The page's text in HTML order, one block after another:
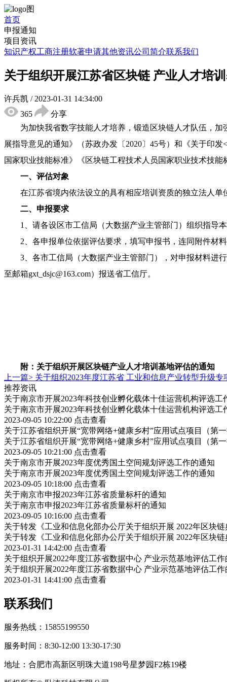
首页
申报通知
项目资讯
知识产权工商注册软著申请其他资讯公司简介联系我们
关于组织开展江苏省区块链 产业人才培
许兵凯 / 2023-01-31 14:34:00
365
分享
为加快我省数字技能人才培养，锻造区块链人才队伍，
展指导意见的通知》（苏政办发〔2020〕45号）和《关于印
国家职业技能标准》《区块链工程技术人员国家职业技术技
一、评估对象
在江苏省境内依法设立的具有相应培训资质的独立法人
二、申报要求
1、请各设区市工信局（大数据产业主管部门）组织指导
2、各申报单位依据评估要求，填写申报书，连同附件材
3、各市工信局（大数据产业主管部门），对申报材料进
至邮箱gxt_dsjc@163.com）报送省工信厅。
附： 关于组织开展区块链产业人才培训基地评估的通知
上一篇> 关于组织2023年度江苏省 工业和信息产业转型升级
推荐资讯
关于南京市开展2023年科技创业孵化载体十佳运营机构评选工
关于南京市开展2023年科技创业孵化载体十佳运营机构评选工
2023-09-05 10:22:00 点击查看
关于江苏省组织开展“宽带网络+健康乡村”应用试点项目（第
关于江苏省组织开展“宽带网络+健康乡村”应用试点项目（第
2023-09-05 10:21:00 点击查看
关于南京市开展2023年度优秀国土空间规划评选工作的通知
关于南京市开展2023年度优秀国土空间规划评选工作的通知
2023-09-05 10:18:00 点击查看
关于南京市申报2023年江苏省质量标杆的通知
关于南京市申报2023年江苏省质量标杆的通知
2023-09-05 10:16:00 点击查看
关于转发《工业和信息化部办公厅关于组织开展 2022年区块
关于转发《工业和信息化部办公厅关于组织开展 2022年区块
2023-01-31 14:42:00 点击查看
关于组织开展2022年度江苏省数据中心 产业示范基地评估工
关于组织开展2022年度江苏省数据中心 产业示范基地评估工
2023-01-31 14:41:00 点击查看
联系我们
服务热线：15855199550
服务时间：8:30-12:00 13:30-17:30
地址：合肥市高新区明珠大道198号星梦园F2栋19楼